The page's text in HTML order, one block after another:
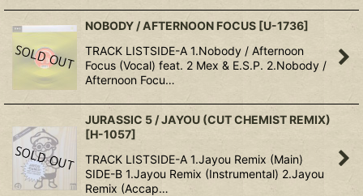
NOBODY / AFTERNOON FOCUS [U-1736]
TRACK LISTSIDE-A 1.Nobody / Afternoon
Focus (Vocal) feat. 2 Mex & E.S.P. 2.Nobody /
Afternoon Focu…
JURASSIC 5 / JAYOU (CUT CHEMIST REMIX)
[H-1057]
TRACK LISTSIDE-A 1.Jayou Remix (Main)
SIDE-B 1.Jayou Remix (Instrumental) 2.Jayou
Remix (Accap…